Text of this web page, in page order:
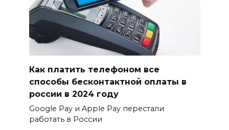
Как платить телефоном все
способы бесконтактной оплаты в
россии в 2024 году
Google Pay и Apple Pay перестали
работать в России